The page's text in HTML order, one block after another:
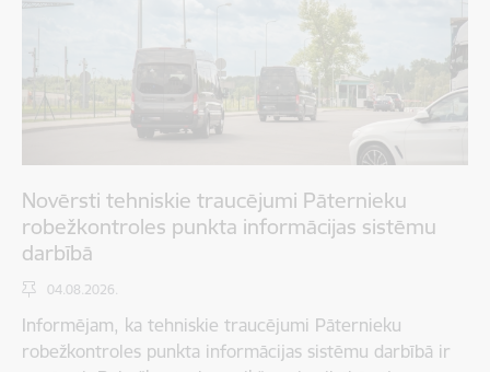
Novērsti tehniskie traucējumi Pāternieku
robežkontroles punkta informācijas sistēmu
darbībā
04.08.2026.
Informējam, ka tehniskie traucējumi Pāternieku
robežkontroles punkta informācijas sistēmu darbībā ir